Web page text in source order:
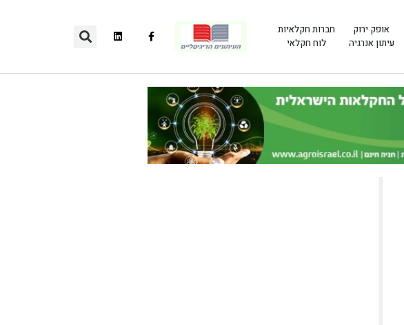
אופק ירוק
עיתון אנרגיה
חברות חקלאיות
לוח חקלאי